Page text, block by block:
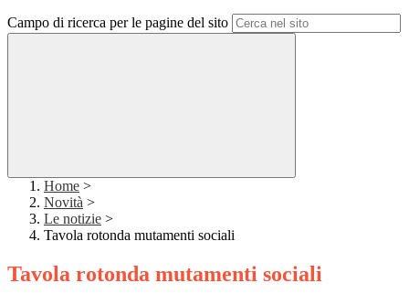
Campo di ricerca per le pagine del sito
Home >
Novità >
Le notizie >
Tavola rotonda mutamenti sociali
Tavola rotonda mutamenti sociali